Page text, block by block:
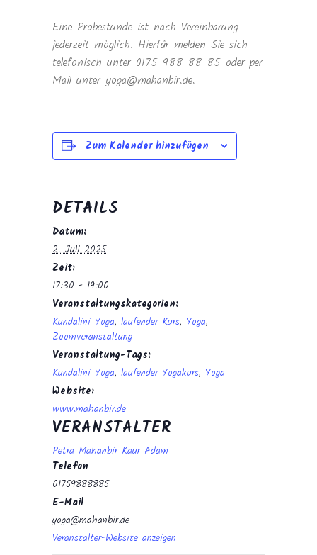
Eine Probestunde ist nach Vereinbarung
jederzeit möglich. Hierfür melden Sie sich
telefonisch unter 0175 988 88 85 oder per
Mail unter yoga@mahanbir.de.
Zum Kalender hinzufügen
DETAILS
Datum:
2. Juli 2025
Zeit:
17:30 - 19:00
Veranstaltungskategorien:
Kundalini Yoga, laufender Kurs, Yoga,
Zoomveranstaltung
Veranstaltung-Tags:
Kundalini Yoga, laufender Yogakurs, Yoga
Website:
www.mahanbir.de
VERANSTALTER
Petra Mahanbir Kaur Adam
Telefon
01759888885
E-Mail
yoga@mahanbir.de
Veranstalter-Website anzeigen